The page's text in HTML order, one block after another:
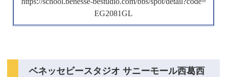
EG2081GL
ベネッセビースタジオ サニーモール西葛西